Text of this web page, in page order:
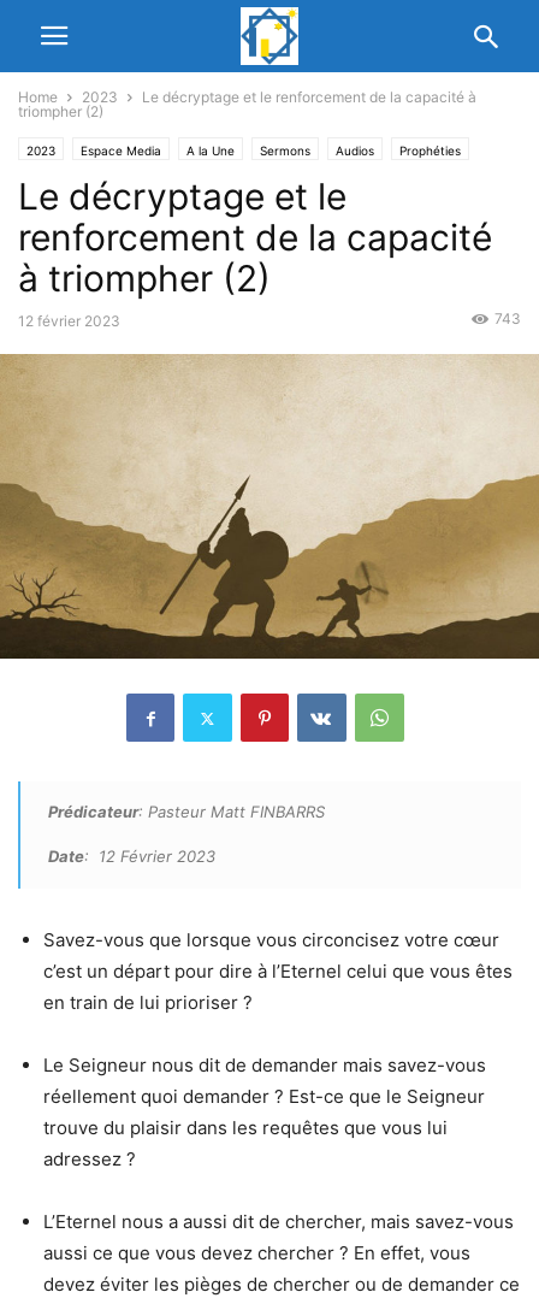
Home 2023
Le décryptage et le renforcement de la capacité à
triompher (2)
2023 Espace Media A la Une Sermons Audios Prophéties
Le décryptage et le
renforcement de la capacité
à triompher (2)
12 février 2023 743
Prédicateur: Pasteur Matt FINBARRS
Date: 12 Février 2023
Savez-vous que lorsque vous circoncisez votre cœur
c’est un départ pour dire à l’Eternel celui que vous êtes
en train de lui prioriser ?
Le Seigneur nous dit de demander mais savez-vous
réellement quoi demander ? Est-ce que le Seigneur
trouve du plaisir dans les requêtes que vous lui
adressez ?
L’Eternel nous a aussi dit de chercher, mais savez-vous
aussi ce que vous devez chercher ? En effet, vous
devez éviter les pièges de chercher ou de demander ce